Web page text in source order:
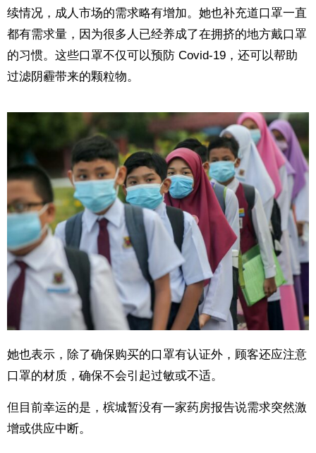
续情况，成人市场的需求略有增加。她也补充道口罩一直
都有需求量，因为很多人已经养成了在拥挤的地方戴口罩
的习惯。这些口罩不仅可以预防 Covid-19，还可以帮助
过滤阴霾带来的颗粒物。
她也表示，除了确保购买的口罩有认证外，顾客还应注意
口罩的材质，确保不会引起过敏或不适。
但目前幸运的是，槟城暂没有一家药房报告说需求突然激
增或供应中断。